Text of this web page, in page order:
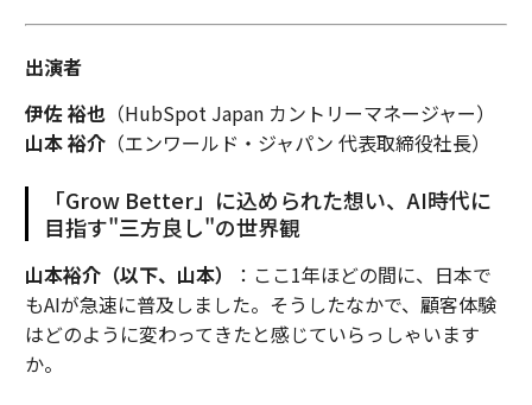
出演者
伊佐 裕也（HubSpot Japan カントリーマネージャー）
山本 裕介（エンワールド・ジャパン 代表取締役社長）
「Grow Better」に込められた想い、AI時代に
目指す"三方良し"の世界観
山本裕介（以下、山本）
：ここ1年ほどの間に、日本で
もAIが急速に普及しました。そうしたなかで、顧客体験
はどのように変わってきたと感じていらっしゃいます
か。